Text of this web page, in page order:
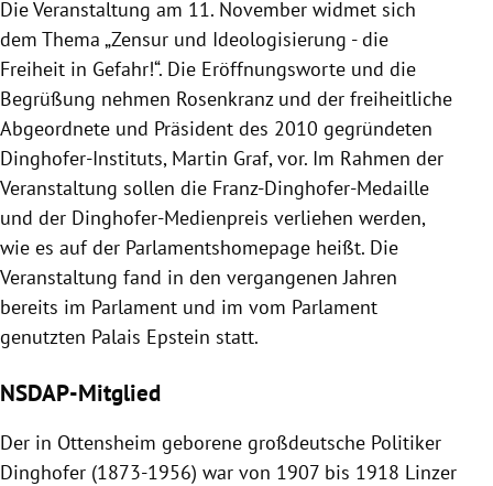
Die Veranstaltung am 11. November widmet sich
dem Thema „Zensur und Ideologisierung - die
Freiheit in Gefahr!“. Die Eröffnungsworte und die
Begrüßung nehmen Rosenkranz und der freiheitliche
Abgeordnete und Präsident des 2010 gegründeten
Dinghofer-Instituts, Martin Graf, vor. Im Rahmen der
Veranstaltung sollen die Franz-Dinghofer-Medaille
und der Dinghofer-Medienpreis verliehen werden,
wie es auf der Parlamentshomepage heißt. Die
Veranstaltung fand in den vergangenen Jahren
bereits im Parlament und im vom Parlament
genutzten Palais Epstein statt.
NSDAP-Mitglied
Der in Ottensheim geborene großdeutsche Politiker
Dinghofer (1873-1956) war von 1907 bis 1918 Linzer